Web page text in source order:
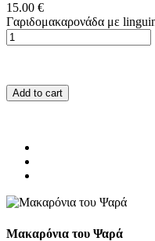
15.00 €
Γαριδομακαρονάδα με
Add to cart
Μακαρόνια του Ψαρά